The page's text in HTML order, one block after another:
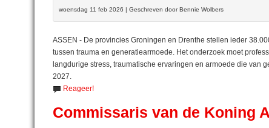
woensdag 11 feb 2026 | Geschreven door Bennie Wolbers
ASSEN - De provincies Groningen en Drenthe stellen ieder
tussen trauma en generatiearmoede. Het onderzoek moet
langdurige stress, traumatische ervaringen en armoede die van
2027.
Reageer!
Commissaris van de Koning